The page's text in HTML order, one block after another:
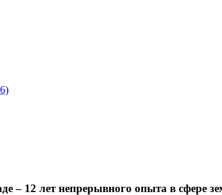
– 12 лет непрерывного опыта в сфере